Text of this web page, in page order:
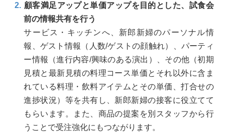
顧客満足アップと単価アップを目的とした、試食会
前の情報共有を行う
サービス・キッチンへ、新郎新婦のパーソナル情
報、ゲスト情報（人数/ゲストの顔触れ）、パーティ
ー情報（進行内容/興味のある演出）、その他（初期
見積と最新見積の料理コース単価とそれ以外に含ま
れている料理・飲料アイテムとその単価、打合せの
進捗状況）等を共有し、新郎新婦の接客に役立てて
もらいます。また、商品の提案を別スタッフから行
うことで受注強化にもつながります。